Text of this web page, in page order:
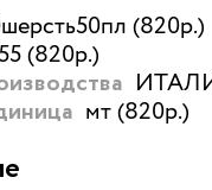
(820р.)
(820р.)
мт (820р.)